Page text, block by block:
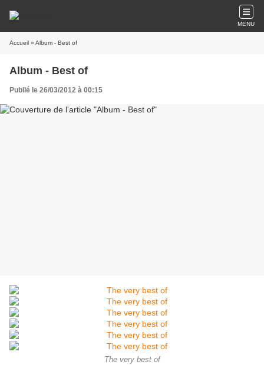
MENU
Accueil » Album - Best of
Album - Best of
Publié le 26/03/2012 à 00:15
The very best of